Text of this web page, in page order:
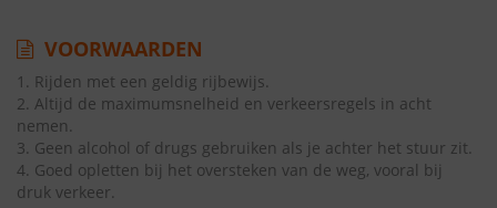
VOORWAARDEN
1. Rijden met een geldig rijbewijs.
2. Altijd de maximumsnelheid en verkeersregels in acht
nemen.
3. Geen alcohol of drugs gebruiken als je achter het stuur zit.
4. Goed opletten bij het oversteken van de weg, vooral bij
druk verkeer.